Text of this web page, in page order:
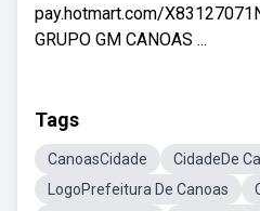
pay.hotmart.com/
GRUPO GM CANOAS ...
Tags
CanoasCidade
CidadeDe
LogoPrefeitura De Canoas